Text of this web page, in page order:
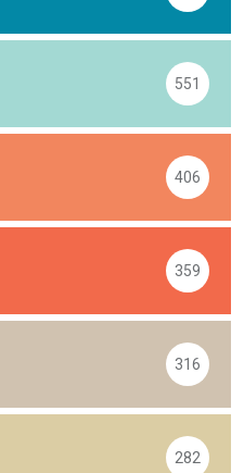
551
406
359
316
282